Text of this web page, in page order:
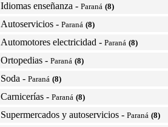
Idiomas enseñanza - Paraná (8)
Autoservicios - Paraná (8)
Automotores electricidad - Paraná (8)
Ortopedias - Paraná (8)
Soda - Paraná (8)
Carnicerías - Paraná (8)
Supermercados y autoservicios - Paraná (8)